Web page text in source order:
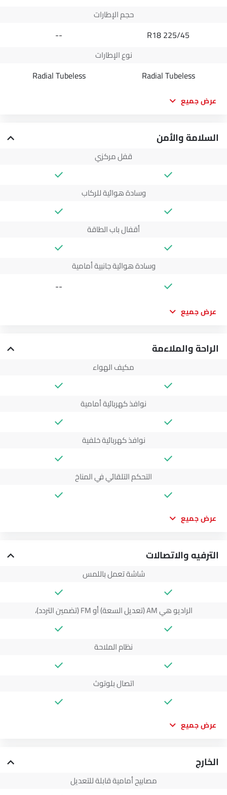
حجم الإطارات
225/45 R18
--
نوع الإطارات
Radial Tubeless
Radial Tubeless
عرض جميع
السلامة والأمن
قفل مركزي
وسادة هوائية للركاب
أقفال باب الطاقة
وسادة هوائية جانبية أمامية
--
عرض جميع
الراحة والملاءمة
مكيف الهواء
نوافذ كهربائية أمامية
نوافذ كهربائية خلفية
التحكم التلقائي في المناخ
عرض جميع
الترفيه والاتصالات
شاشة تعمل باللمس
الراديو هي AM (تعديل السعة) أو FM (تضمين التردد)،
نظام الملاحة
اتصال بلوتوث
عرض جميع
الخارج
مصابيح أمامية قابلة للتعديل